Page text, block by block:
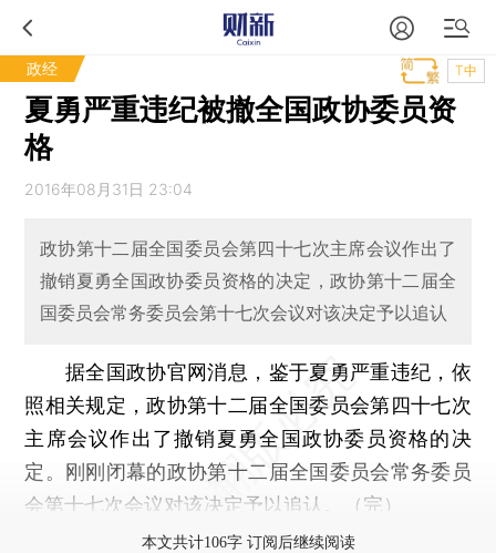
政经 T中
夏勇严重违纪被撤全国政协委员资
格
2016年08月31日 23:04
政协第十二届全国委员会第四十七次主席会议作出了
撤销夏勇全国政协委员资格的决定，政协第十二届全
国委员会常务委员会第十七次会议对该决定予以追认
据全国政协官网消息，鉴于夏勇严重违纪，依
照相关规定，政协第十二届全国委员会第四十七次
主席会议作出了撤销夏勇全国政协委员资格的决
定。刚刚闭幕的政协第十二届全国委员会常务委员
会第十七次会议对该决定予以追认。（完）
本文共计106字 订阅后继续阅读